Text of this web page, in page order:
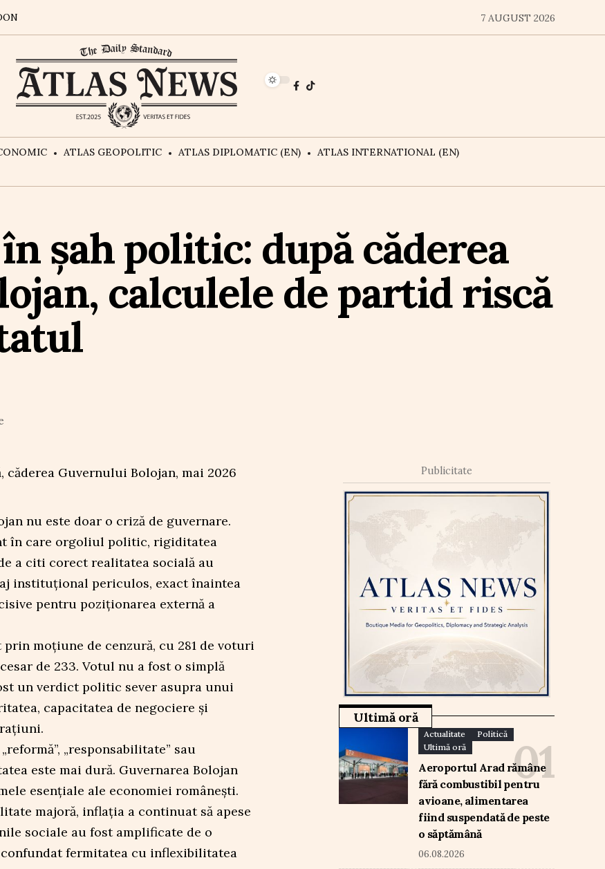
7 AUGUST 2026
ATLAS GEOPOLITIC ATLAS DIPLOMATIC (EN)
ATLAS INTERNATIONAL (EN)
șah politic: după căderea
calculele de partid riscă
nu este doar o criză de guvernare.
în care orgoliul politic, rigiditatea
a citi corect realitatea socială au
instituțional periculos, exact înaintea
pentru poziționarea externă a
moțiune de cenzură, cu 281 de voturi
de 233. Votul nu a fost o simplă
un verdict politic sever asupra unui
capacitatea de negociere și
„responsabilitate” sau
este mai dură. Guvernarea Bolojan
esențiale ale economiei românești.
majoră, inflația a continuat să apese
sociale au fost amplificate de o
fermitatea cu inflexibilitatea
Publicitate
Ultimă oră
Actualitate
Politică
Ultimă oră
Aeroportul Arad rămâne
fără combustibil pentru
avioane, alimentarea
fiind suspendată de peste
o săptămână
06.08.2026